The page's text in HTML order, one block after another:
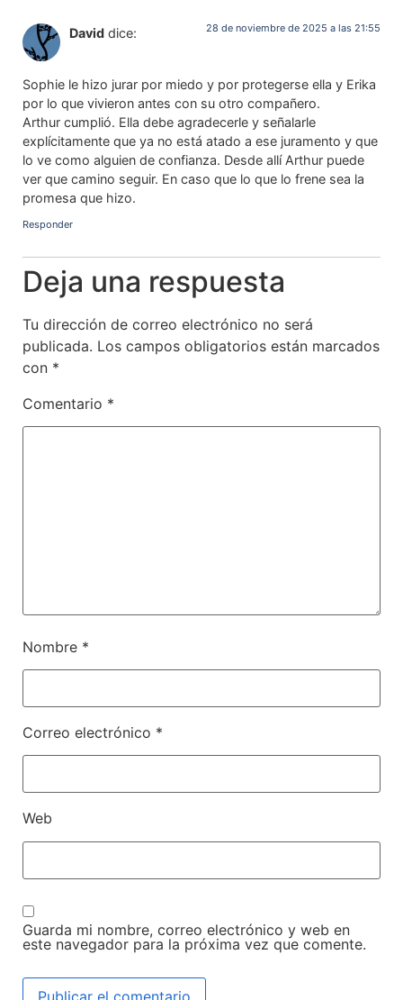
David dice: 28 de noviembre de 2025 a las 21:55
Sophie le hizo jurar por miedo y por protegerse ella y Erika
por lo que vivieron antes con su otro compañero.
Arthur cumplió. Ella debe agradecerle y señalarle
explícitamente que ya no está atado a ese juramento y que
lo ve como alguien de confianza. Desde allí Arthur puede
ver que camino seguir. En caso que lo que lo frene sea la
promesa que hizo.
Responder
Deja una respuesta
Tu dirección de correo electrónico no será
publicada. Los campos obligatorios están marcados
con *
Comentario *
Nombre *
Correo electrónico *
Web
Guarda mi nombre, correo electrónico y web en
este navegador para la próxima vez que comente.